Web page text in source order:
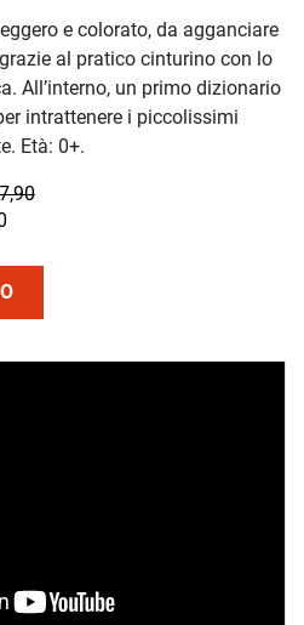
e colorato, da agganciare
al pratico cinturino con lo
All’interno, un primo dizionario
intrattenere i piccolissimi
Età: 0+.